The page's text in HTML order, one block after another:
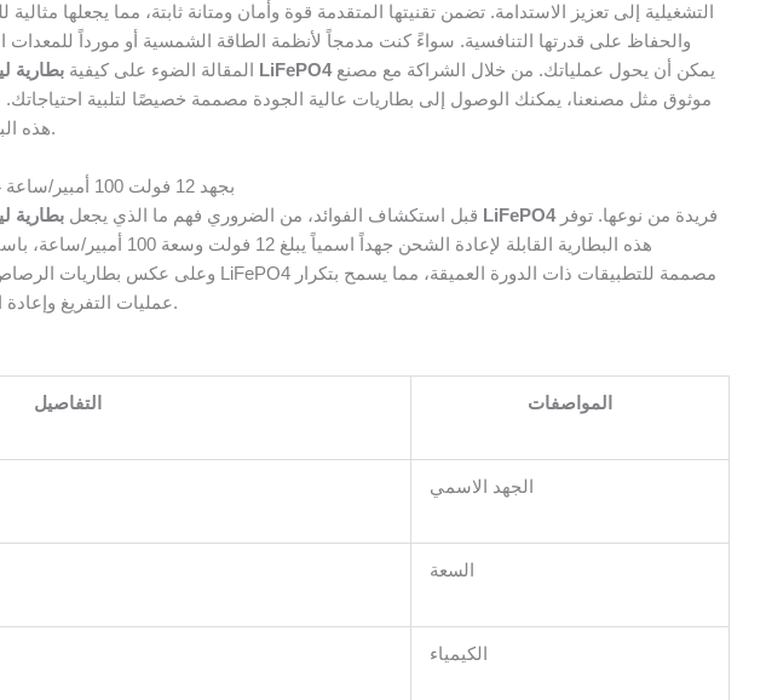
التشغيلية إلى تعزيز الاستدامة. تضمن تقنيتها المتقدمة قوة وأمان ومتانة ثابتة، مما يجعلها
والحفاظ على قدرتها التنافسية. سواءً كنت مدمجاً لأنظمة الطاقة الشمسية أو مورداً
المقالة الضوء على كيفية بطارية ليثيوم ليثيوم 12 فولت 100 أمبير/ساعة LiFePO4يمكن أن يحول عملياتك. من خلال الشراكة مع مصنع
موثوق مثل مصنعنا، يمكنك الوصول إلى بطاريات عالية الجودة مصممة خصيصًا لتلبية
هذه البطاريات لا غنى عنها للشركات الحديثة.
فهم بطارية الليثيوم الليثيوم LiFePO4 بجهد 12 فولت 100 أمبير/ساعة
قبل استكشاف الفوائد، من الضروري فهم ما الذي يجعل بطارية ليثيوم ليثيوم 12 فولت 100 أمبير/ساعة LiFePO4فريدة من نوعها. توفر
هذه البطارية القابلة لإعادة الشحن
عمليات التفريغ وإعادة الشحن بأقل قدر من التدهور في الأداء.
المواصفات التفاصيل
الجهد الاسمي
السعة
الكيمياء